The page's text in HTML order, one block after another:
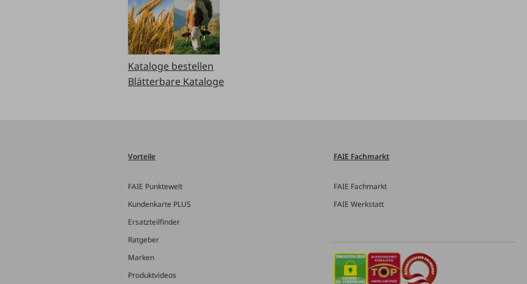
Kataloge bestellen
Blätterbare Kataloge
Vorteile
FAIE Punktewelt
Kundenkarte PLUS
Ersatzteilfinder
Ratgeber
Marken
Produktvideos
FAIE Fachmarkt
FAIE Fachmarkt
FAIE Werkstatt